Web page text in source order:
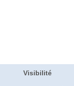
Visibilité